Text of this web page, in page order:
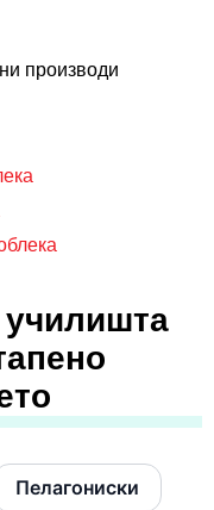
производи
Пелагониски